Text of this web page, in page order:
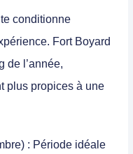
conditionne
Fort Boyard
de l’année,
plus propices à une
: Période idéale